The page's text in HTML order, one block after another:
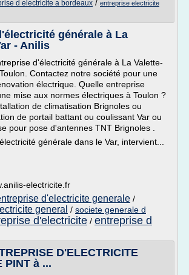
d electricite a bordeaux / entreprise electricite
générale à La
- Anilis
d'électricité générale à La Valette-
Contactez notre société pour une
électrique. Quelle entreprise
mise aux normes électriques à Toulon ?
de climatisation Brignoles ou
de portail battant ou coulissant Var ou
pour pose d'antennes TNT Brignoles .
générale dans le Var, intervient...
electricite.fr
d'electricite generale /
general / societe generale d
d'electricite / entreprise d
D'ELECTRICITE
PINT à ...